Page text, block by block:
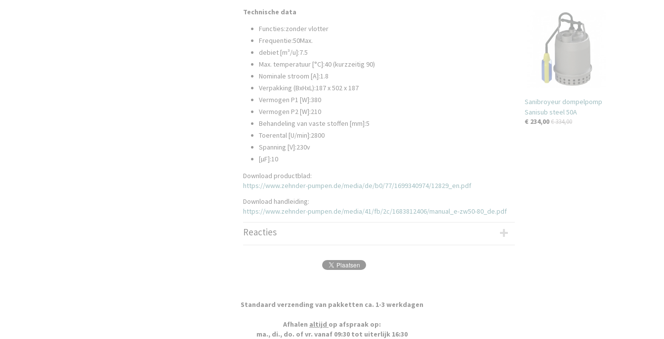
Technische data
Functies:zonder vlotter
Frequentie:50Max.
debiet [m³/u]:7.5
Max. temperatuur [°C]:40 (kurzzeitig 90)
Nominale stroom [A]:1.8
Verpakking (BxHxL):187 x 502 x 187
Vermogen P1 [W]:380
Vermogen P2 [W]:210
Behandeling van vaste stoffen [mm]:5
Toerental [U/min]:2800
Spanning [V]:230v
[µF]:10
Download productblad:
https://www.zehnder-pumpen.de/media/de/b0/77/1699340974/12829_en.pdf
Download handleiding:
https://www.zehnder-pumpen.de/media/41/fb/2c/1683812406/manual_e-zw50-80_de.pdf
Reacties
Sanibroyeur dompelpomp
Sanisub steel 50A
€ 234,00€ 334,00
Standaard verzending van pakketten ca. 1-3 werkdagen
Afhalen altijd op afspraak op:
ma., di., do. of vr. vanaf 09:30 tot uiterlijk 16:30